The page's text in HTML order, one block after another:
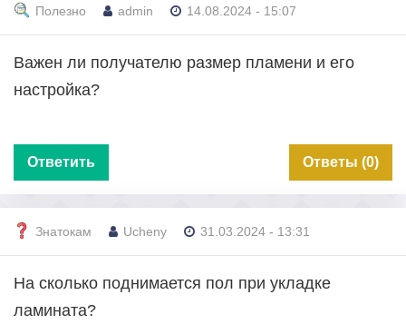
Полезно admin 14.08.2024 - 15:07
Важен ли получателю размер пламени и его
настройка?
Ответить Ответы (0)
Знатокам Ucheny 31.03.2024 - 13:31
На сколько поднимается пол при укладке
ламината?